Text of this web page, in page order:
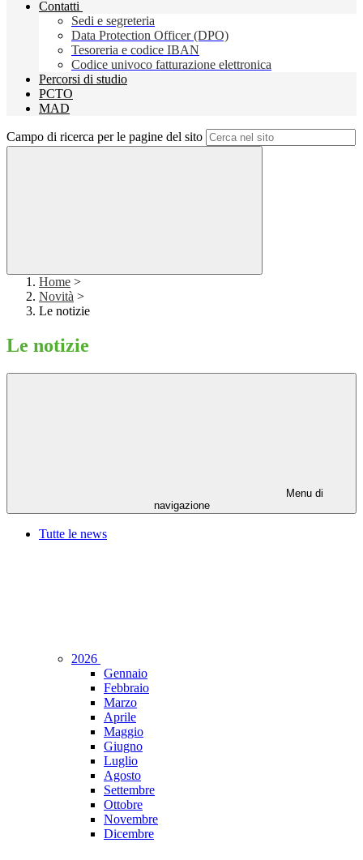
Contatti
Sedi e segreteria
Data Protection Officer (DPO)
Tesoreria e codice IBAN
Codice univoco fatturazione elettronica
Percorsi di studio
PCTO
MAD
Campo di ricerca per le pagine del sito
Home >
Novità >
Le notizie
Le notizie
Menu di
navigazione
Tutte le news
2026
Gennaio
Febbraio
Marzo
Aprile
Maggio
Giugno
Luglio
Agosto
Settembre
Ottobre
Novembre
Dicembre